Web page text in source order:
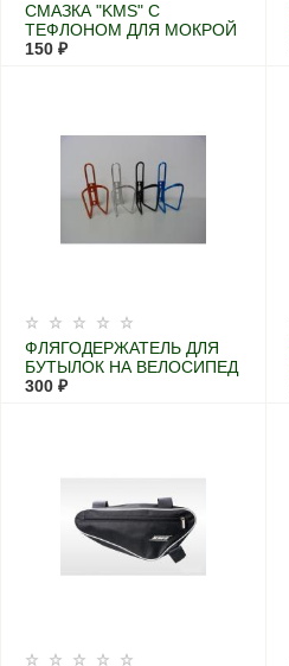
СМАЗКА "KMS" С
ТЕФЛОНОМ ДЛЯ МОКРОЙ
ПОГОДЫ, 100МЛ
150 ₽
ФЛЯГОДЕРЖАТЕЛЬ ДЛЯ
БУТЫЛОК НА ВЕЛОСИПЕД
300 ₽